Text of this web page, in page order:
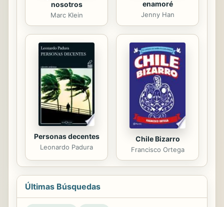
nosotros
Marc Klein
enamoré
Jenny Han
Personas decentes
Leonardo Padura
Chile Bizarro
Francisco Ortega
Últimas Búsquedas